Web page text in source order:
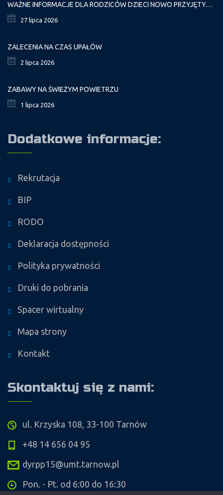
WAŻNE INFORMACJE DLA RODZICÓW DZIECI NOWO PRZYJĘTYCH GR. I
27 lipca 2026
ZALECENIA NA CZAS UPAŁÓW
2 lipca 2026
ZABAWY NA ŚWIEŻYM POWIETRZU
1 lipca 2026
Dodatkowe informacje:
Rekrutacja
BIP
RODO
Deklaracja dostępności
Polityka prywatności
Druki do pobrania
Spacer wirtualny
Mapa strony
Kontakt
Skontaktuj się z nami:
ul. Krzyska 108, 33-100 Tarnów
+48 14 656 04 95
dyrpp15@umt.tarnow.pl
Pon. - Pt. od 6:00 do 16:30